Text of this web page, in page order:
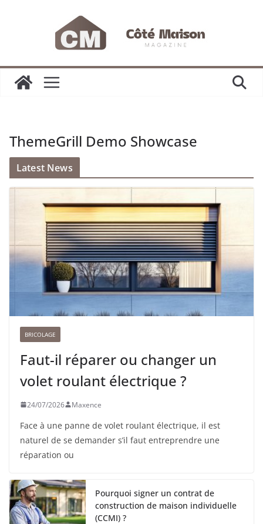
ThemeGrill Demo Showcase
Latest News
BRICOLAGE
Faut-il réparer ou changer un
volet roulant électrique ?
24/07/2026 Maxence
Face à une panne de volet roulant électrique, il est
naturel de se demander s’il faut entreprendre une
réparation ou
Pourquoi signer un contrat de
construction de maison individuelle
(CCMI) ?